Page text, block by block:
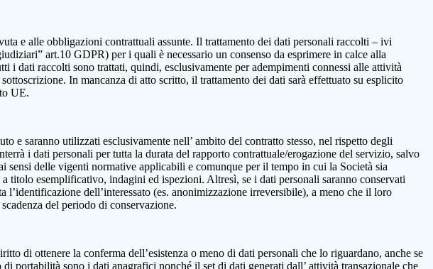
e alle obbligazioni contrattuali assunte. Il trattamento dei dati personali raccolti – ivi
art.10 GDPR) per i quali è necessario un consenso da esprimere in calce alla
dati raccolti sono trattati, quindi, esclusivamente per adempimenti connessi alle attività
In mancanza di atto scritto, il trattamento dei dati sarà effettuato su esplicito
UE.
e saranno utilizzati esclusivamente nell’ ambito del contratto stesso, nel rispetto degli
i dati personali per tutta la durata del rapporto contrattuale/erogazione del servizio, salvo
sensi delle vigenti normative applicabili e comunque per il tempo in cui la Società sia
esemplificativo, indagini ed ispezioni. Altresì, se i dati personali saranno conservati
dell’interessato (es. anonimizzazione irreversibile), a meno che il loro
del periodo di conservazione.
di ottenere la conferma dell’esistenza o meno di dati personali che lo riguardano, anche se
portabilità sono i dati anagrafici nonché il set di dati generati dall’ attività transazionale che